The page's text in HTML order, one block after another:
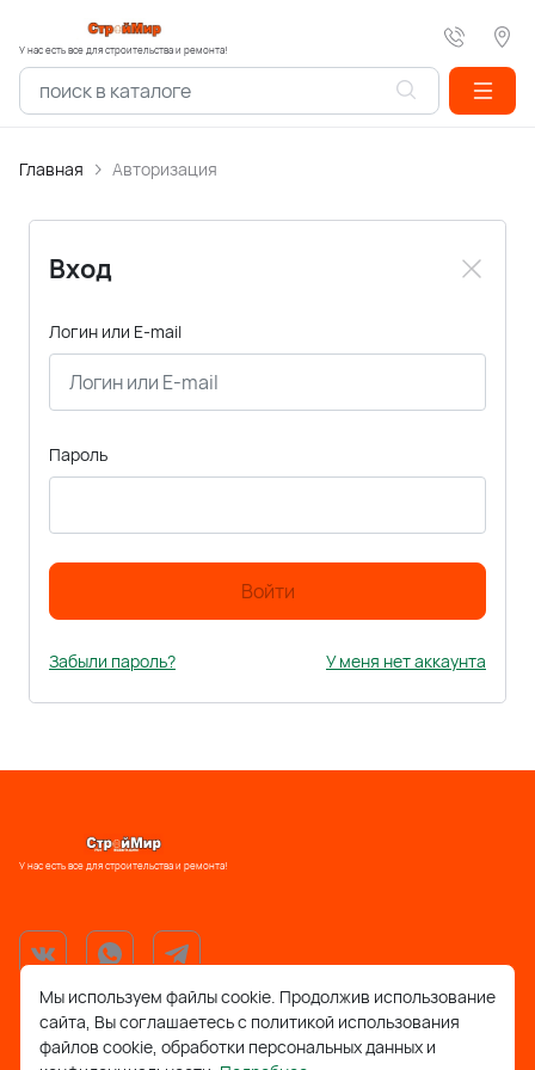
У нас есть все для строительства и ремонта!
Главная Авторизация
Вход
Логин или E-mail
Пароль
Войти
Забыли пароль? У меня нет аккаунта
У нас есть все для строительства и ремонта!
support@stroymir48.ru
Мы используем файлы cookie. Продолжив использование
сайта, Вы соглашаетесь с политикой использования
файлов cookie, обработки персональных данных и